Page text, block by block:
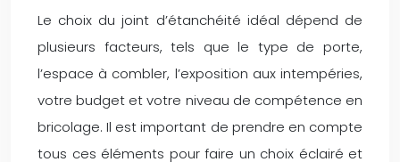
Le choix du joint d’étanchéité idéal dépend de
plusieurs facteurs, tels que le type de porte,
l’espace à combler, l’exposition aux intempéries,
votre budget et votre niveau de compétence en
bricolage. Il est important de prendre en compte
tous ces éléments pour faire un choix éclairé et